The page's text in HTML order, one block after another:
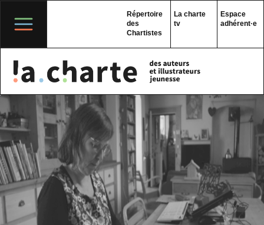
content
Répertoire
des
Chartistes
La charte
tv
Espace
adhérent·e